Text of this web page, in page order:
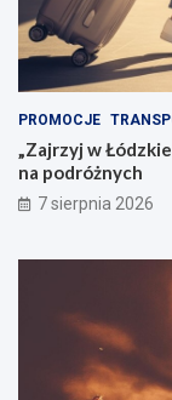
PROMOCJE
„Zajrzyj w
na podróżnych
7 sierpnia 2026